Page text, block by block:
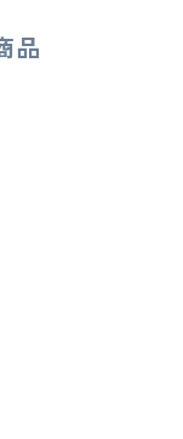
品